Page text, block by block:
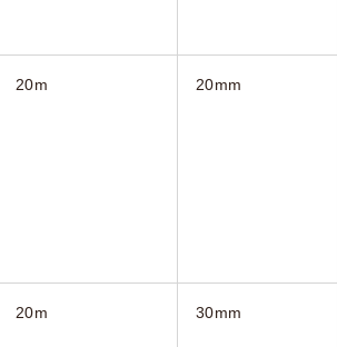
20m 20mm
20m 30mm